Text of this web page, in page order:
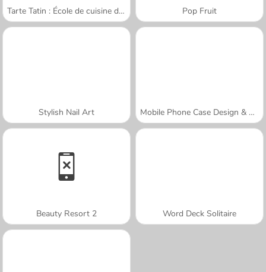
Tarte Tatin : École de cuisine de Sara Pop Fruit
Stylish Nail Art Mobile Phone Case Design & DIY
Beauty Resort 2 Word Deck Solitaire